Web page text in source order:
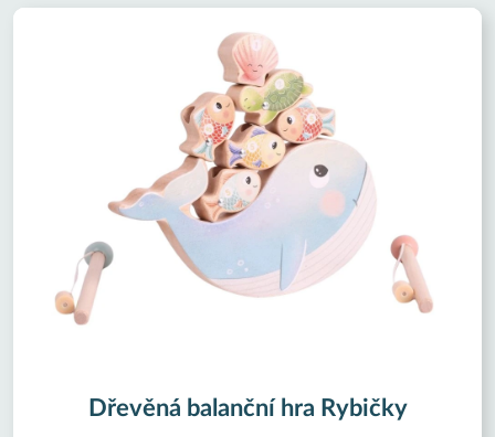
Dřevěná balanční hra Rybičky